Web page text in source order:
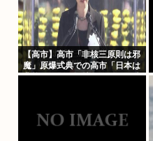
【高市】高市「非核三原則は邪
魔」原爆式典での高市「日本は
非核三原則を堅持しており、唯